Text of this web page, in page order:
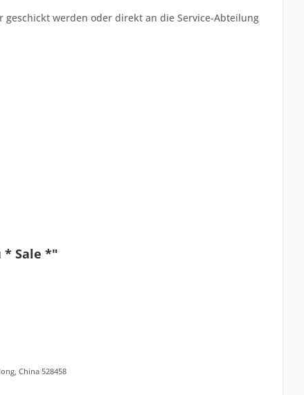
werden oder direkt an die Service-Abteilung
* Sale *"
China 528458